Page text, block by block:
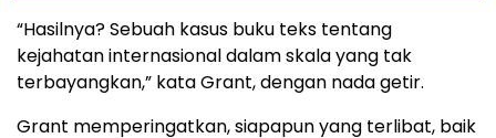
“Hasilnya? Sebuah kasus buku teks tentang
kejahatan internasional dalam skala yang tak
terbayangkan,” kata Grant, dengan nada getir.
Grant memperingatkan, siapapun yang terlibat, baik